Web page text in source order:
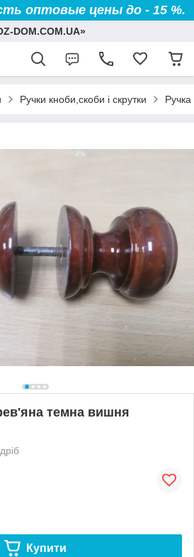
оптовые цены до - 15 %.
DOM.COM.UA»
Ручки кноби,скоби і скрутки
темна вишня
Купити